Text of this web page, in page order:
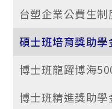
台塑企業公費生制
碩士班培育獎助學
博士班龍躍博海
博士班精進獎助學